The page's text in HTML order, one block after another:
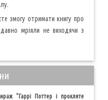
змогу отримати книгу про
мріяли не виходячи з
"Гаррі Поттер і прокляте